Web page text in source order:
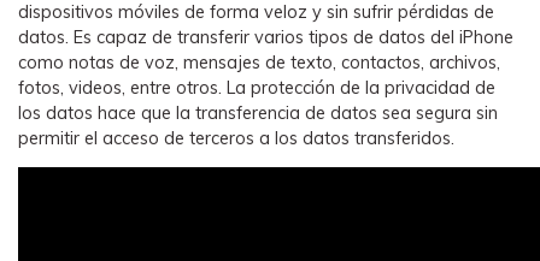
dispositivos móviles de forma veloz y sin sufrir pérdidas de
datos. Es capaz de transferir varios tipos de datos del iPhone
como notas de voz, mensajes de texto, contactos, archivos,
fotos, videos, entre otros. La protección de la privacidad de
los datos hace que la transferencia de datos sea segura sin
permitir el acceso de terceros a los datos transferidos.